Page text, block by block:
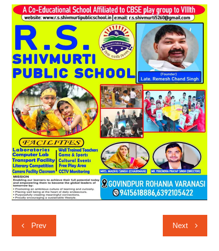
Post
navigation
Prev Next